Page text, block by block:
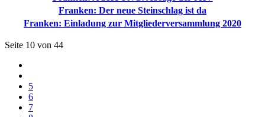
Franken: Der neue Steinschlag ist da
Franken: Einladung zur Mitgliederversammlung 2020
Seite 10 von 44
5
6
7